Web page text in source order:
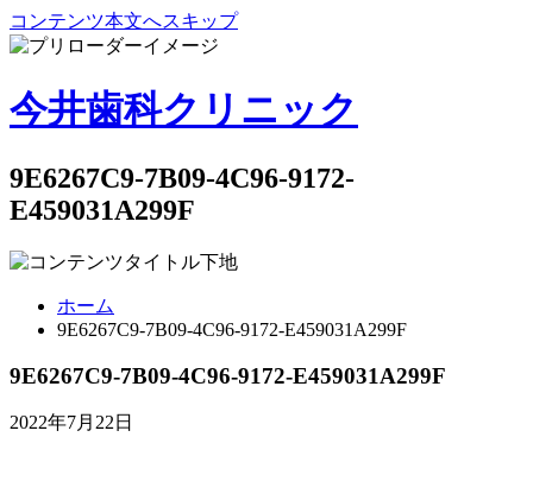
コンテンツ本文へスキップ
今井歯科クリニック
9E6267C9-7B09-4C96-9172-
E459031A299F
ホーム
9E6267C9-7B09-4C96-9172-E459031A299F
9E6267C9-7B09-4C96-9172-E459031A299F
2022年7月22日